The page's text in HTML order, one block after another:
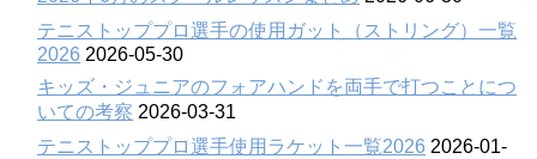
テニストッププロ選手の使用ガット（ストリング）一覧
2026 2026-05-30
キッズ・ジュニアのフォアハンドを両手で打つことにつ
いての考察 2026-03-31
テニストッププロ選手使用ラケット一覧2026 2026-01-